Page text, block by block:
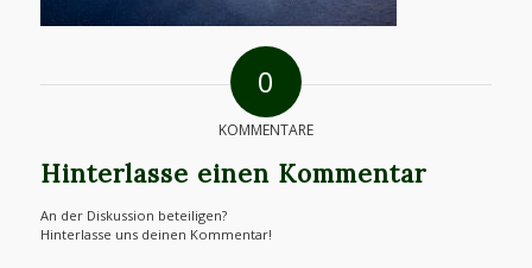
0
KOMMENTARE
Hinterlasse einen Kommentar
An der Diskussion beteiligen?
Hinterlasse uns deinen Kommentar!